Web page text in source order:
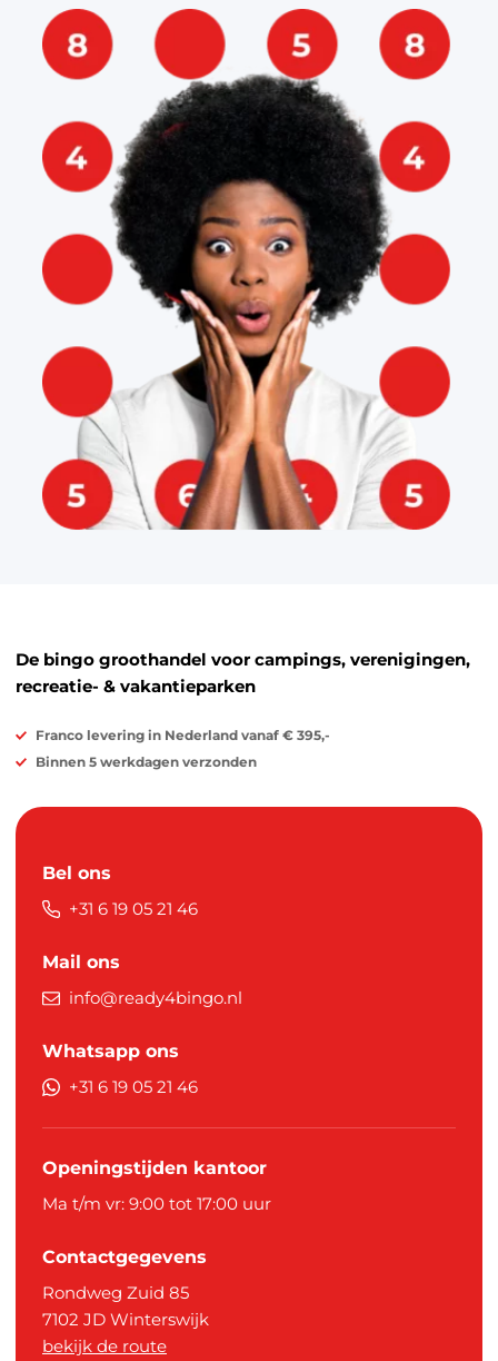
De bingo groothandel voor campings, verenigingen,
recreatie- & vakantieparken
Franco levering in Nederland vanaf € 395,-
Binnen 5 werkdagen verzonden
Bel ons
+31 6 19 05 21 46
Mail ons
info@ready4bingo.nl
Whatsapp ons
+31 6 19 05 21 46
Openingstijden kantoor
Ma t/m vr: 9:00 tot 17:00 uur
Contactgegevens
Rondweg Zuid 85
7102 JD Winterswijk
bekijk de route